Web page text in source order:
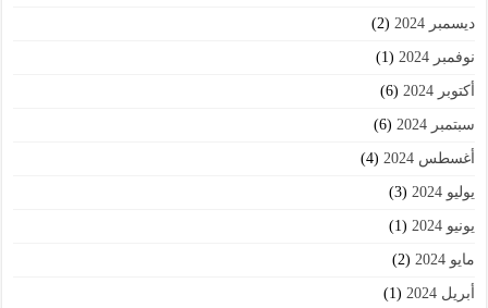
ديسمبر 2024 (2)
نوفمبر 2024 (1)
أكتوبر 2024 (6)
سبتمبر 2024 (6)
أغسطس 2024 (4)
يوليو 2024 (3)
يونيو 2024 (1)
مايو 2024 (2)
أبريل 2024 (1)